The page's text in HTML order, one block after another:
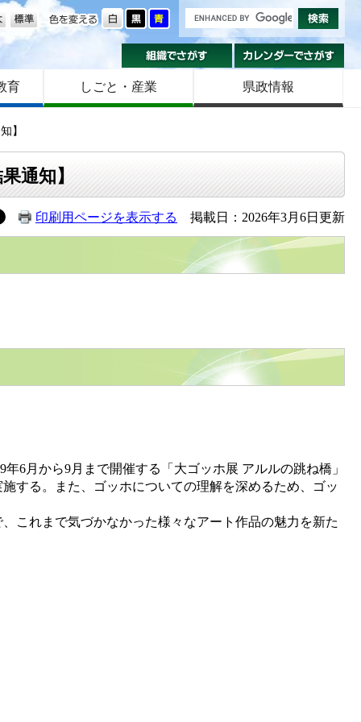
色を変える
大きさ
組織でさがす
育 しごと・産業 県政情報
】
通知】
印刷用ページを表示する 掲載日：2026年3月6日更新
6月から9月まで開催する「大ゴッホ展 アルルの跳ね橋」
する。また、ゴッホについての理解を深めるため、ゴッ
これまで気づかなかった様々なアート作品の魅力を新た